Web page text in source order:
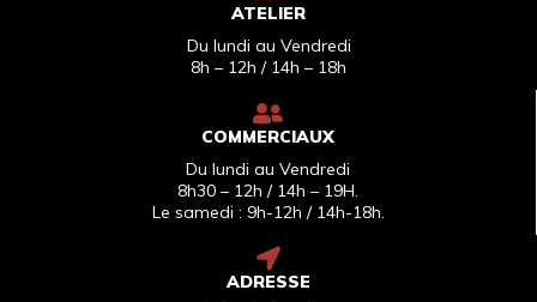
ATELIER
Du lundi au Vendredi
8h – 12h / 14h – 18h
COMMERCIAUX
Du lundi au Vendredi
8h30 – 12h / 14h – 19H.
Le samedi : 9h-12h / 14h-18h.
ADRESSE